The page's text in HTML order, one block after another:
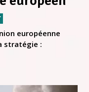
européenne
stratégie :